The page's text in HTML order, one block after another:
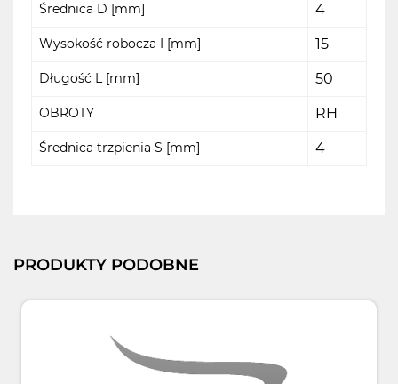
Średnica D [mm] 4
Wysokość robocza I [mm] 15
Długość L [mm] 50
OBROTY RH
Średnica trzpienia S [mm] 4
PRODUKTY PODOBNE